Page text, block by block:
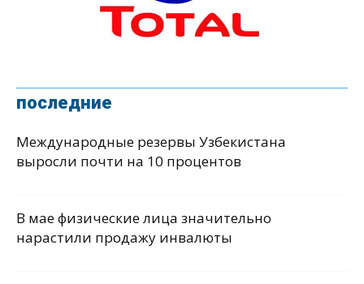
последние
Международные резервы Узбекистана
выросли почти на 10 процентов
В мае физические лица значительно
нарастили продажу инвалюты